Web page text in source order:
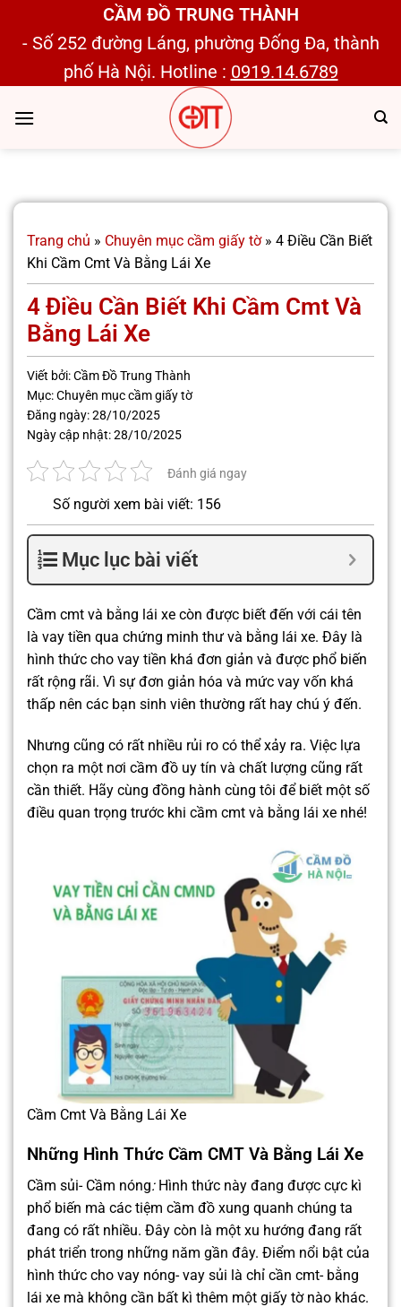
CẦM ĐỒ TRUNG THÀNH
- Số 252 đường Láng, phường Đống Đa, thành
phố Hà Nội. Hotline : 0919.14.6789
Trang chủ » Chuyên mục cầm giấy tờ» 4 Điều Cần Biết
Khi Cầm Cmt Và Bằng Lái Xe
4 Điều Cần Biết Khi Cầm Cmt Và
Bằng Lái Xe
Viết bởi:Cầm Đồ Trung Thành
Mục:Chuyên mục cầm giấy tờ
Đăng ngày:28/10/2025
Ngày cập nhật:28/10/2025
Đánh giá ngay
Số người xem bài viết: 156
Mục lục bài viết
Cầm cmt và bằng lái xe còn được biết đến với cái tên
là vay tiền qua chứng minh thư và bằng lái xe. Đây là
hình thức cho vay tiền khá đơn giản và được phổ biến
rất rộng rãi. Vì sự đơn giản hóa và mức vay vốn khá
thấp nên các bạn sinh viên thường rất hay chú ý đến.
Nhưng cũng có rất nhiều rủi ro có thể xảy ra. Việc lựa
chọn ra một nơi cầm đồ uy tín và chất lượng cũng rất
cần thiết. Hãy cùng đồng hành cùng tôi để biết một số
điều quan trọng trước khi cầm cmt và bằng lái xe nhé!
Cầm Cmt Và Bằng Lái Xe
Những Hình Thức Cầm CMT Và Bằng Lái Xe
Cầm sủi- Cầm nóng: Hình thức này đang được cực kì
phổ biến mà các tiệm cầm đồ xung quanh chúng ta
đang có rất nhiều. Đây còn là một xu hướng đang rất
phát triển trong những năm gần đây. Điểm nổi bật của
hình thức cho vay nóng- vay sủi là chỉ cần cmt- bằng
lái xe mà không cần bất kì thêm một giấy tờ nào khác.